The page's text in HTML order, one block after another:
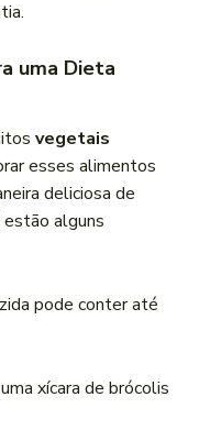
uma Dieta
vegetais
esses alimentos
deliciosa de
alguns
pode conter até
xícara de brócolis